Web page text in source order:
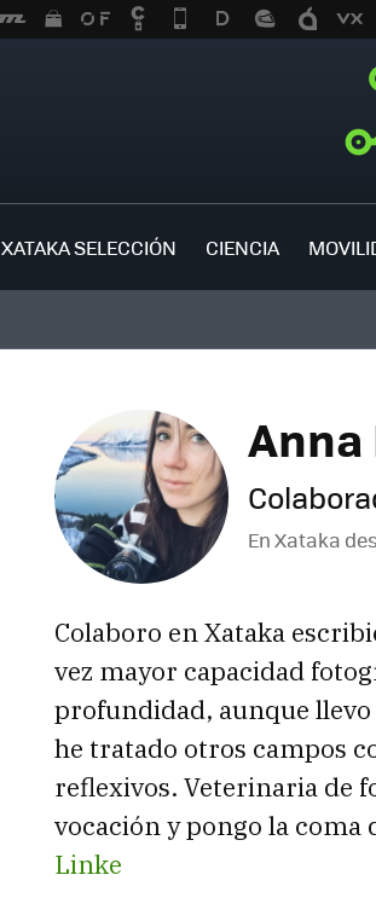
XATAKA SELECCIÓN CIENCIA
En Xataka
Colaboro en Xataka
vez mayor capacidad
profundidad, aunque
he tratado otros campos
reflexivos. Veterinaria de
vocación y pongo la coma
Linke